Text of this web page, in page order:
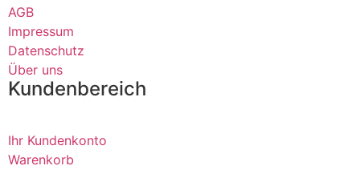
AGB
Impressum
Datenschutz
Über uns
Kundenbereich
Ihr Kundenkonto
Warenkorb